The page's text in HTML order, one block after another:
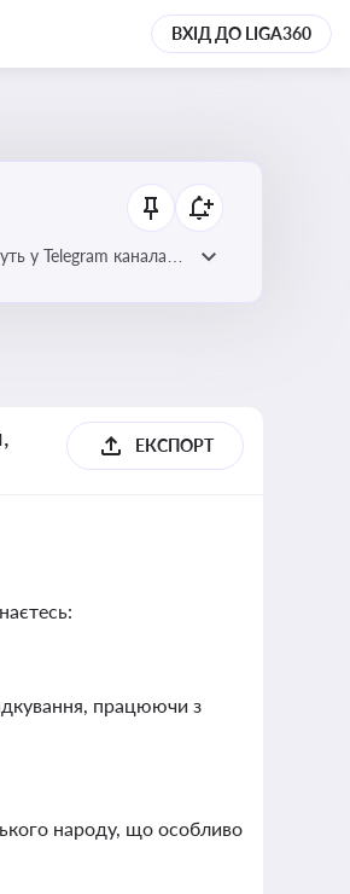
ВХІД ДО LIGA360
у Telegram каналах
ЕКСПОРТ
працюючи з
народу, що особливо